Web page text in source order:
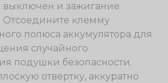
выключен и зажигание
Отсоедините клемму
полюса аккумулятора для
случайного
подушки безопасности.
отвертку, аккуратно